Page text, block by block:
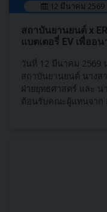
12 มีนาคม 2569
สถาบันยานยนต์ x
แบตเตอรี่ EV เพื่ออ
วันที่ 12 มีนาคม 2569
สถาบันยานยนต์ นาง
ฝ่ายยุทธศาสตร์ และ น
ต้อนรับคณะผู้แทนจาก